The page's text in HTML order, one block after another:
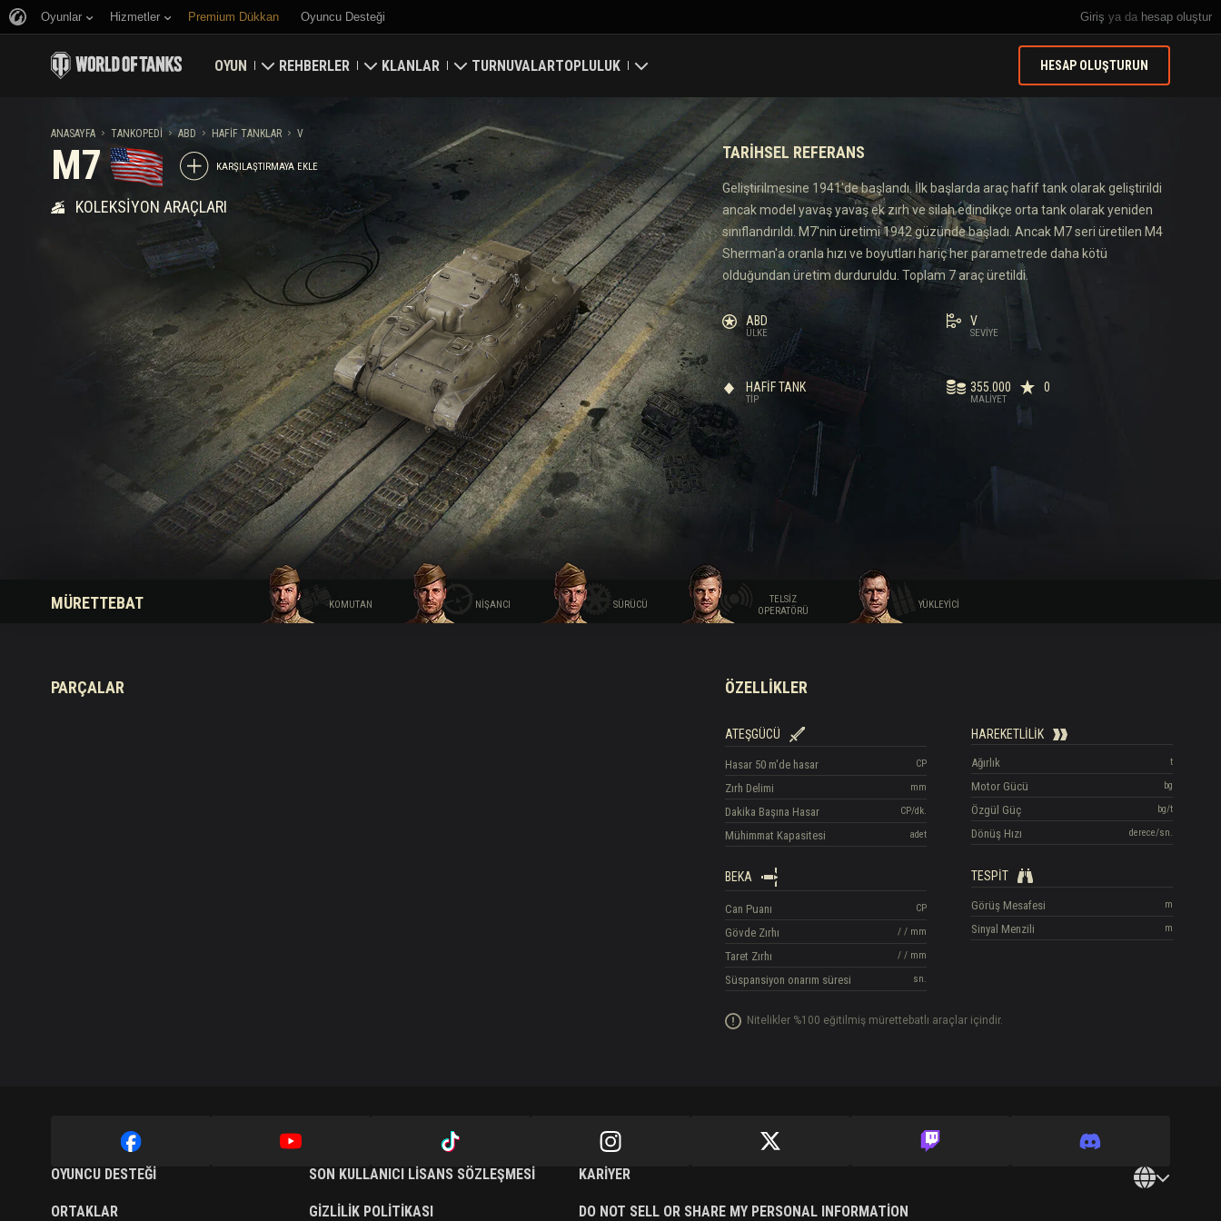
Giriş ya da hesap oluştur
Oyunlar Hizmetler Premium Dükkan Oyuncu Desteği
OYUN
Bonus Kodları Alın
Haberler
Reytingler
Güncellemeler
Tankopedi
Müzik
REHBERLER
Genel Rehber
Oyun Ekonomisi
Hesap Güvenliği
Başarılar
Adil Oyun Politikası
Wargaming.net Game Center
Twitch Ganimetleri Rehberi
KLANLAR
Dünya Haritası
Klan Reytingleri
TURNUVALARTOPLULUK
Oyuncu Ara
Arkadaş Öner
Discord
Mod Merkezi
Medya
HESAP OLUŞTURUN
ANASAYFA TANKOPEDI ABD HAFIF TANKLAR V
M7 KARŞILAŞTIRMAYA EKLE
KOLEKSIYON ARAÇLARI
TARIHSEL REFERANS
Geliştirilmesine 1941'de başlandı. İlk başlarda araç hafif tank olarak geliştirildi
ancak model yavaş yavaş ek zırh ve silah edindikçe orta tank olarak yeniden
sınıflandırıldı. M7'nin üretimi 1942 güzünde başladı. Ancak M7 seri üretilen M4
Sherman'a oranla hızı ve boyutları hariç her parametrede daha kötü
olduğundan üretim durduruldu. Toplam 7 araç üretildi.
ÜLKE
ABD
SEVIYE
V
TIP
HAFIF TANK
MALIYET
355.000 0
MÜRETTEBAT KOMUTAN NIŞANCI SÜRÜCÜ
TELSIZ
OPERATÖRÜ
YÜKLEYICI
PARÇALAR ÖZELLIKLER
ATEŞGÜCÜ
CP
Hasar 50 m'de hasar
mm
Zırh Delimi
CP/dk.
Dakika Başına Hasar
adet
Mühimmat Kapasitesi
HAREKETLILIK
t
Ağırlık
bg
Motor Gücü
bg/t
Özgül Güç
derece/sn.
Dönüş Hızı
BEKA
CP
Can Puanı
/ / mm
Gövde Zırhı
/ / mm
Taret Zırhı
sn.
Süspansiyon onarım süresi
TESPIT
m
Görüş Mesafesi
m
Sinyal Menzili
Nitelikler %100 eğitilmiş mürettebatlı araçlar içindir.
OYUNCU DESTEĞI
ORTAKLAR
SON KULLANICI LISANS SÖZLEŞMESI
GIZLILIK POLITIKASI
KARIYER
DO NOT SELL OR SHARE MY PERSONAL INFORMATION